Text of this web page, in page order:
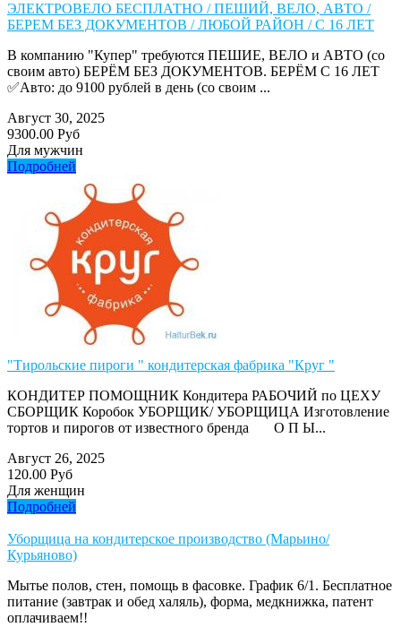
ЭЛЕКТРОВЕЛО БЕСПЛАТНО / ПЕШИЙ, ВЕЛО, АВТО /
БЕРЕМ БЕЗ ДОКУМЕНТОВ / ЛЮБОЙ РАЙОН / С 16 ЛЕТ
В компанию "Купер" требуются ПЕШИЕ, ВЕЛО и АВТО (со
своим авто) БЕРЁМ БЕЗ ДОКУМЕНТОВ. БЕРЁМ С 16 ЛЕТ
✅Авто: до 9100 рублей в день (со своим ...
Август 30, 2025
9300.00 Руб
Для мужчин
Подробней
"Тирольские пироги " кондитерская фабрика "Круг "
КОНДИТЕР ПОМОЩНИК Кондитера РАБОЧИЙ по ЦЕХУ
СБОРЩИК Коробок УБОРЩИК/ УБОРЩИЦА Изготовление
тортов и пирогов от известного бренда О П Ы...
Август 26, 2025
120.00 Руб
Для женщин
Подробней
Уборщица на кондитерское производство (Марьино/
Курьяново)
Мытье полов, стен, помощь в фасовке. График 6/1. Бесплатное
питание (завтрак и обед халяль), форма, медкнижка, патент
оплачиваем!!